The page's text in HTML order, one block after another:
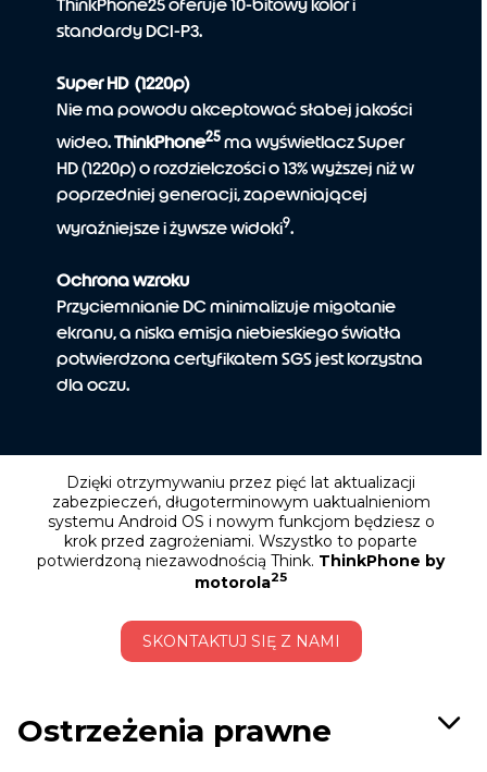
ThinkPhone25 oferuje 10-bitowy kolor i
standardy DCI-P3.
Super HD (1220p)
Nie ma powodu akceptować słabej jakości
wideo.ThinkPhone25ma wyświetlacz Super
HD (1220p) o rozdzielczości o 13% wyższej niż w
poprzedniej generacji, zapewniającej
wyraźniejsze i żywsze widoki9.
Ochrona wzroku
Przyciemnianie DC minimalizuje migotanie
ekranu, a niska emisja niebieskiego światła
potwierdzona certyfikatem SGS jest korzystna
dla oczu.
Dzięki otrzymywaniu przez pięć lat aktualizacji
zabezpieczeń, długoterminowym uaktualnieniom
systemu Android OS i nowym funkcjom będziesz o
krok przed zagrożeniami. Wszystko to poparte
potwierdzoną niezawodnością Think. ThinkPhone by
motorola25
SKONTAKTUJ SIĘ Z NAMI
Ostrzeżenia prawne